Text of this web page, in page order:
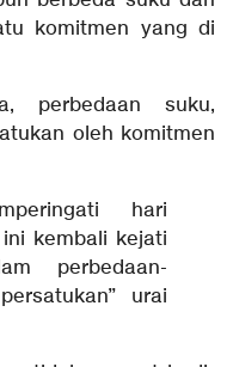
komitmen yang di
perbedaan suku,
oleh komitmen
hari
kembali kejati
perbedaan-
urai